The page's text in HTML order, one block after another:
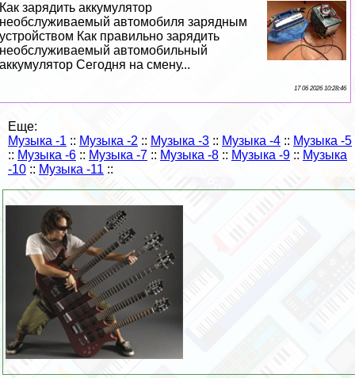
Как зарядить аккумулятор
необслуживаемый автомобиля зарядным
устройством Как правильно зарядить
необслуживаемый автомобильный
аккумулятор Сегодня на смену...
17 06 2026 10:28:46
Еще:
Музыка -1 :: Музыка -2 :: Музыка -3 :: Музыка -4 :: Музыка -5
:: Музыка -6 :: Музыка -7 :: Музыка -8 :: Музыка -9 :: Музыка
-10 :: Музыка -11 ::